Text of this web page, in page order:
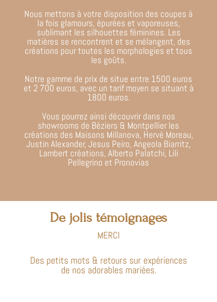
Nous mettons à votre disposition des coupes à
la fois glamours, épurées et vaporeuses,
sublimant les silhouettes féminines. Les
matières se rencontrent et se mélangent, des
créations pour toutes les morphologies et tous
les goûts.
Notre gamme de prix de situe entre 1500 euros
et 2 700 euros, avec un tarif moyen se situant à
1800 euros.
Vous pourrez ainsi découvrir dans nos
showrooms de Béziers & Montpellier les
créations des Maisons Millanova, Hervé Moreau,
Justin Alexander, Jesus Peiro, Angeola Biarritz,
Lambert créations, Alberto Palatchi, Lili
Pellegrino et Pronovias
De jolis témoignages
MERCI
Des petits mots & retours sur expériences
de nos adorables mariées.